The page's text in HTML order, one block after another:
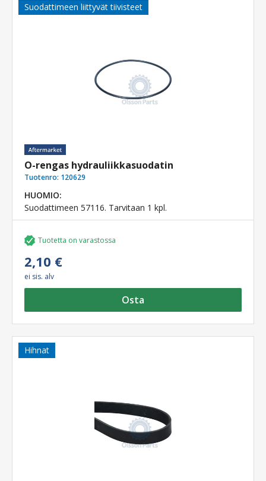
Suodattimeen liittyvät tiivisteet
O-rengas hydrauliikkasuodatin
Tuotenro: 120629
HUOMIO:
Suodattimeen 57116. Tarvitaan 1 kpl.
Tuotetta on varastossa
2,10 €
ei sis. alv
Osta
Hihnat